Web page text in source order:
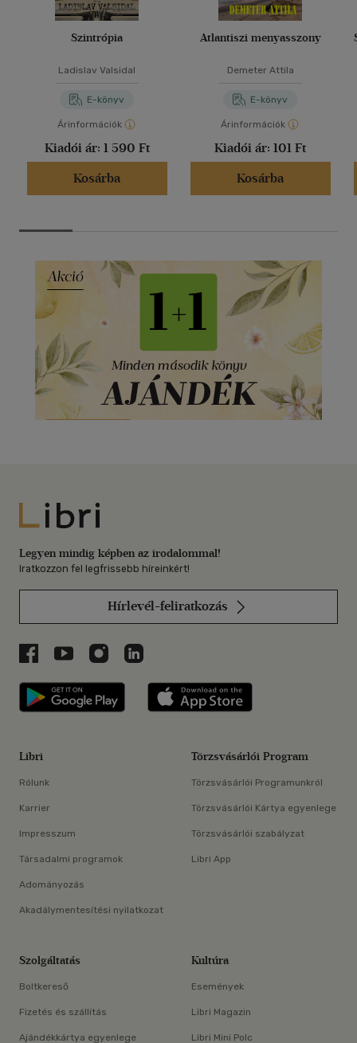
Szintrópia
Ladislav Valsidal
E-könyv
Árinformációk
Kiadói ár: 1 590 Ft
Kosárba
Atlantiszi menyasszony
Demeter Attila
E-könyv
Árinformációk
Kiadói ár: 101 Ft
Kosárba
Libri
Legyen mindig képben az irodalommal!
Iratkozzon fel legfrissebb híreinkért!
Hírlevél-feliratkozás
Libri a Facebookon
Libri a Youtube-on
Libri az Instagramon
Libri a LinkedInen
Libri applikáció Szerezd meg: Google
Libri
Rólunk
Karrier
Impresszum
Társadalmi programok
Adományozás
Akadálymentesítési nyilatkozat
Törzsvásárlói Program
Törzsvásárlói Programunkról
Törzsvásárlói Kártya egyenlege
Törzsvásárlói szabályzat
Libri App
Szolgáltatás
Boltkereső
Fizetés és szállítás
Ajándékkártya egyenlege
Kultúra
Események
Libri Magazin
Libri Mini Polc